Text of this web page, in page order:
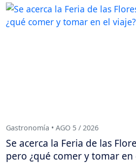
Gastronomía • AGO 5 / 2026
Se acerca la Feria de las
pero ¿qué comer y tomar en